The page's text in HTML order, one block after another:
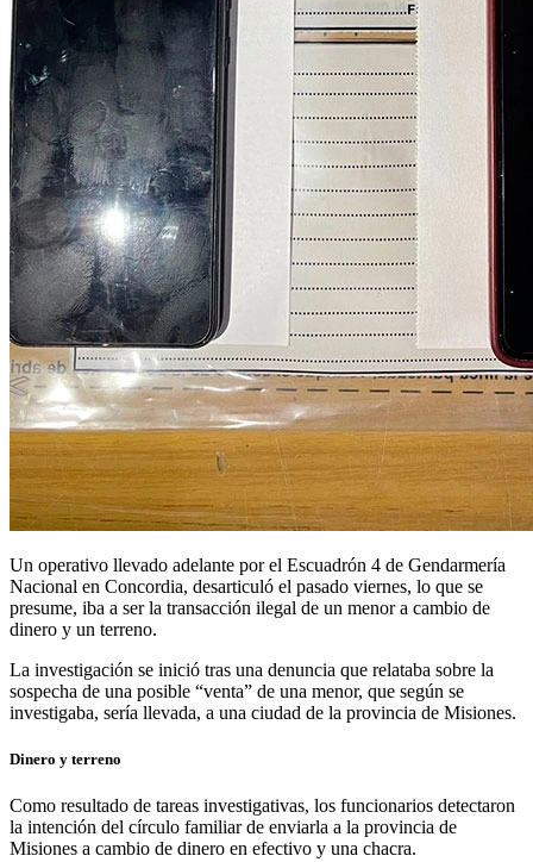
Un operativo llevado adelante por el Escuadrón 4 de Gendarmería
Nacional en Concordia, desarticuló el pasado viernes, lo que se
presume, iba a ser la transacción ilegal de un menor a cambio de
dinero y un terreno.
La investigación se inició tras una denuncia que relataba sobre la
sospecha de una posible “venta” de una menor, que según se
investigaba, sería llevada, a una ciudad de la provincia de Misiones.
Dinero y terreno
Como resultado de tareas investigativas, los funcionarios detectaron
la intención del círculo familiar de enviarla a la provincia de
Misiones a cambio de dinero en efectivo y una chacra.